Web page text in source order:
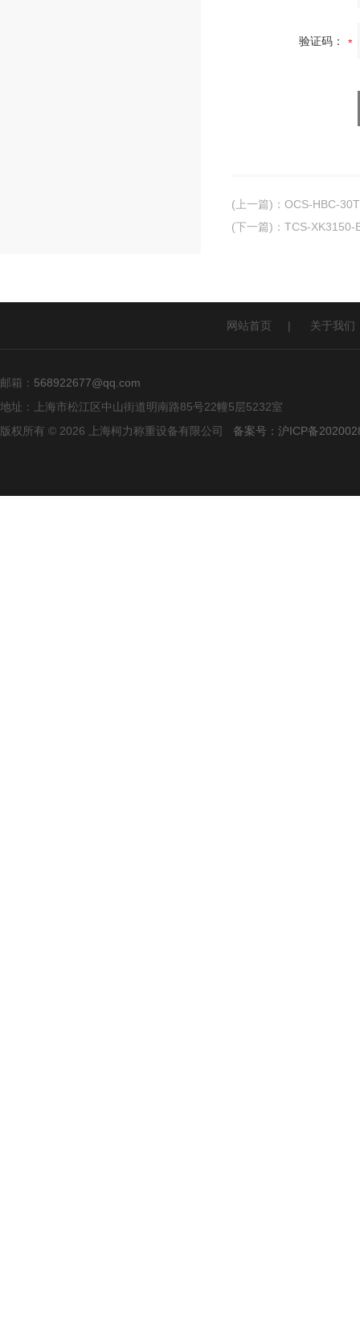
验证码：
(上一篇) ： OCS-HBC-
(下一篇) ： TCS-XK3150-
网站首页 | 关于我们
邮箱： 568922677@qq.com
地址：上海市松江区中山街道明南路85号22幢5层5232室
版权所有 © 2026 上海柯力称重设备有限公司 备案号：沪ICP备